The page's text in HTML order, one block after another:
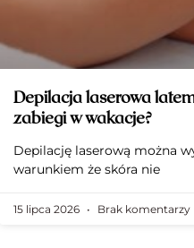
Depilacja laserowa
zabiegi w wakacje?
Depilację laserową można
warunkiem że skóra nie
15 lipca 2026 Brak komentarzy